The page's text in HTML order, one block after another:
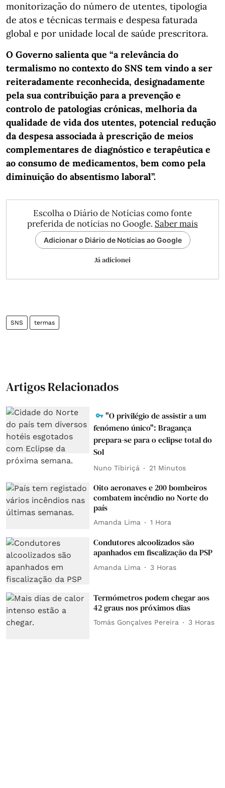
monitorização do número de utentes, tipologia
de atos e técnicas termais e despesa faturada
global e por unidade local de saúde prescritora.
O Governo salienta que “a relevância do
termalismo no contexto do SNS tem vindo a ser
reiteradamente reconhecida, designadamente
pela sua contribuição para a prevenção e
controlo de patologias crónicas, melhoria da
qualidade de vida dos utentes, potencial redução
da despesa associada à prescrição de meios
complementares de diagnóstico e terapêutica e
ao consumo de medicamentos, bem como pela
diminuição do absentismo laboral”.
Escolha o Diário de Notícias como fonte
preferida de notícias no Google. Saber mais
Adicionar o Diário de Notícias ao Google
Já adicionei
SNS termas
Artigos Relacionados
"O privilégio de assistir a um
fenómeno único": Bragança
prepara-se para o eclipse total do
Sol
Nuno Tibiriçá 21 Minutos
Oito aeronaves e 200 bombeiros
combatem incêndio no Norte do
país
Amanda Lima 1 Hora
Condutores alcoolizados são
apanhados em fiscalização da PSP
Amanda Lima 3 Horas
Termómetros podem chegar aos
42 graus nos próximos dias
Tomás Gonçalves Pereira 3 Horas